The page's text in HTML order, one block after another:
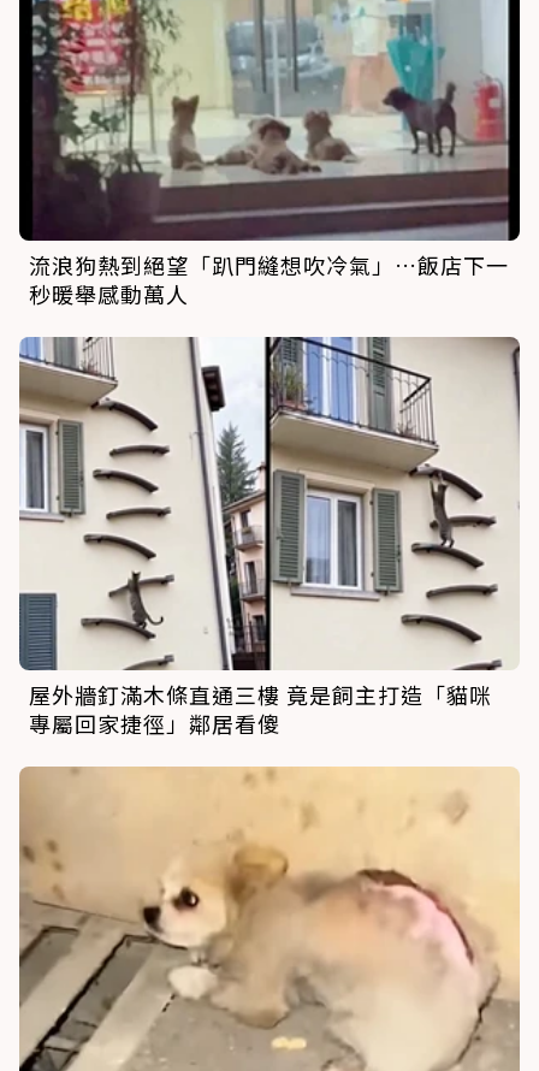
流浪狗熱到絕望「趴門縫想吹冷氣」…飯店下一
秒暖舉感動萬人
屋外牆釘滿木條直通三樓 竟是飼主打造「貓咪
專屬回家捷徑」鄰居看傻